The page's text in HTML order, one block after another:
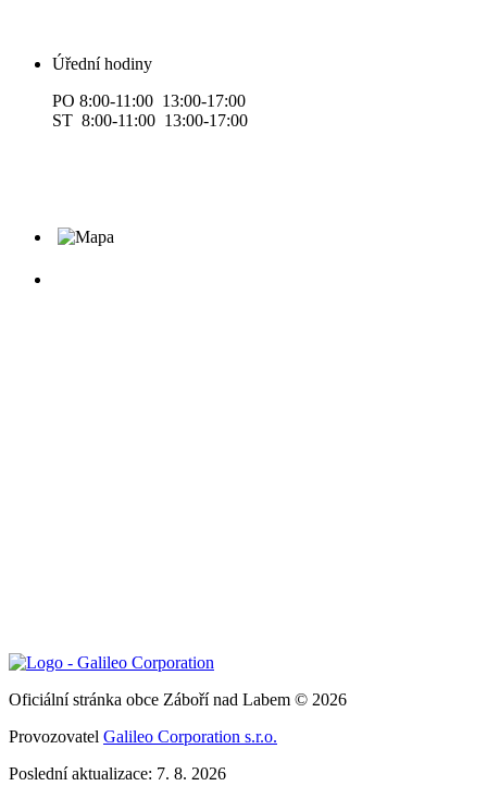
Úřední hodiny
PO 8:00-11:00 13:00-17:00
ST 8:00-11:00 13:00-17:00
Oficiální stránka obce Záboří nad Labem © 2026
Provozovatel Galileo Corporation s.r.o.
Poslední aktualizace: 7. 8. 2026